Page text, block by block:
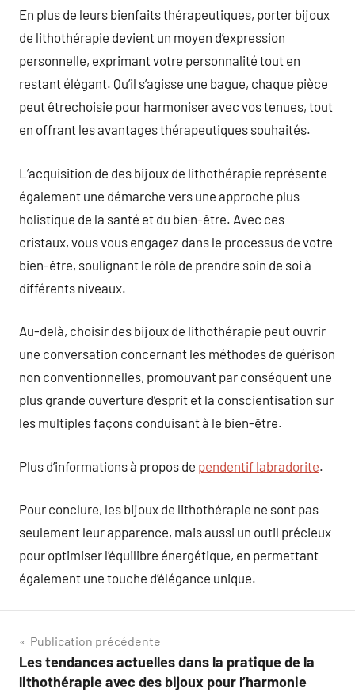
En plus de leurs bienfaits thérapeutiques, porter bijoux
de lithothérapie devient un moyen d’expression
personnelle, exprimant votre personnalité tout en
restant élégant. Qu’il s’agisse une bague, chaque pièce
peut êtrechoisie pour harmoniser avec vos tenues, tout
en offrant les avantages thérapeutiques souhaités.
L’acquisition de des bijoux de lithothérapie représente
également une démarche vers une approche plus
holistique de la santé et du bien-être. Avec ces
cristaux, vous vous engagez dans le processus de votre
bien-être, soulignant le rôle de prendre soin de soi à
différents niveaux.
Au-delà, choisir des bijoux de lithothérapie peut ouvrir
une conversation concernant les méthodes de guérison
non conventionnelles, promouvant par conséquent une
plus grande ouverture d’esprit et la conscientisation sur
les multiples façons conduisant à le bien-être.
Plus d’informations à propos de pendentif labradorite.
Pour conclure, les bijoux de lithothérapie ne sont pas
seulement leur apparence, mais aussi un outil précieux
pour optimiser l’équilibre énergétique, en permettant
également une touche d’élégance unique.
Navigation
de
Publication précédente
Les tendances actuelles dans la pratique de la
lithothérapie avec des bijoux pour l’harmonie